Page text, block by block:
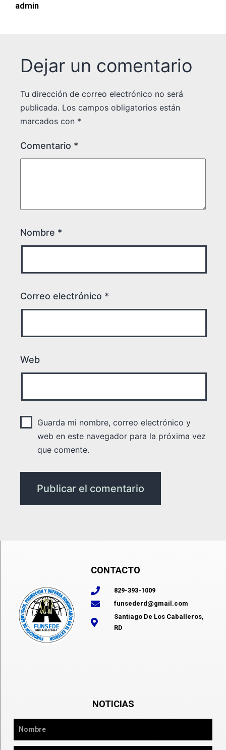
admin
Dejar un comentario
Tu dirección de correo electrónico no será
publicada. Los campos obligatorios están
marcados con *
Comentario *
Nombre *
Correo electrónico *
Web
Guarda mi nombre, correo electrónico y
web en este navegador para la próxima vez
que comente.
CONTACTO
829-393-1009
funsederd@gmail.com
Santiago De Los Caballeros,
RD
NOTICIAS